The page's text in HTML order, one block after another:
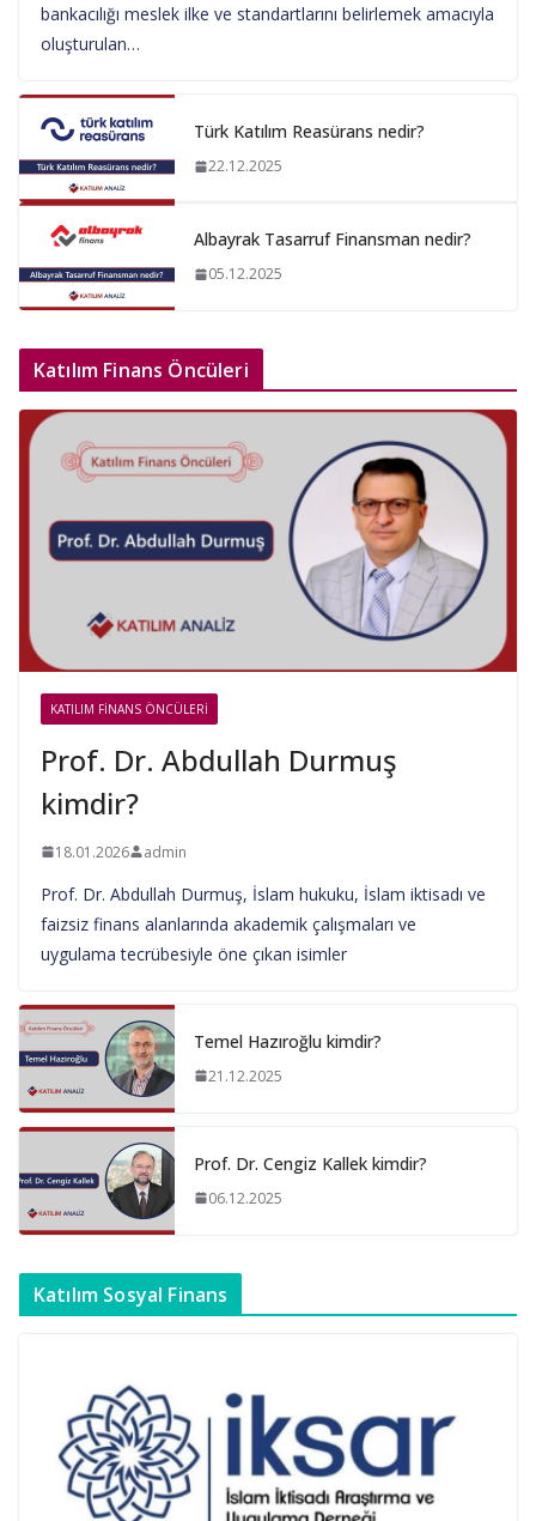
bankacılığı meslek ilke ve standartlarını belirlemek amacıyla
oluşturulan…
Türk Katılım Reasürans nedir?
22.12.2025
Albayrak Tasarruf Finansman nedir?
05.12.2025
Katılım Finans Öncüleri
KATILIM FINANS ÖNCÜLERI
Prof. Dr. Abdullah Durmuş
kimdir?
18.01.2026 admin
Prof. Dr. Abdullah Durmuş, İslam hukuku, İslam iktisadı ve
faizsiz finans alanlarında akademik çalışmaları ve
uygulama tecrübesiyle öne çıkan isimler
Temel Hazıroğlu kimdir?
21.12.2025
Prof. Dr. Cengiz Kallek kimdir?
06.12.2025
Katılım Sosyal Finans